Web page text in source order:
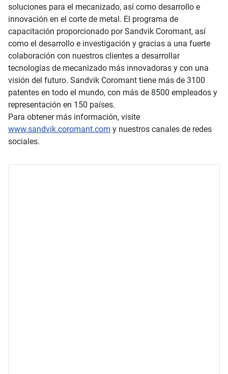
soluciones para el mecanizado, así como desarrollo e
innovación en el corte de metal. El programa de
capacitación proporcionado por Sandvik Coromant, así
como el desarrollo e investigación y gracias a una fuerte
colaboración con nuestros clientes a desarrollar
tecnologías de mecanizado más innovadoras y con una
visión del futuro. Sandvik Coromant tiene más de 3100
patentes en todo el mundo, con más de 8500 empleados y
representación en 150 países.
Para obtener más información, visite
www.sandvik.coromant.com y nuestros canales de redes
sociales.